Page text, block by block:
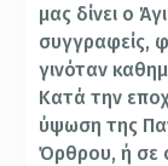
μας δίνει ο
συγγραφείς,
γινόταν
Κατά την
ύψωση της
Όρθρου, ή σε